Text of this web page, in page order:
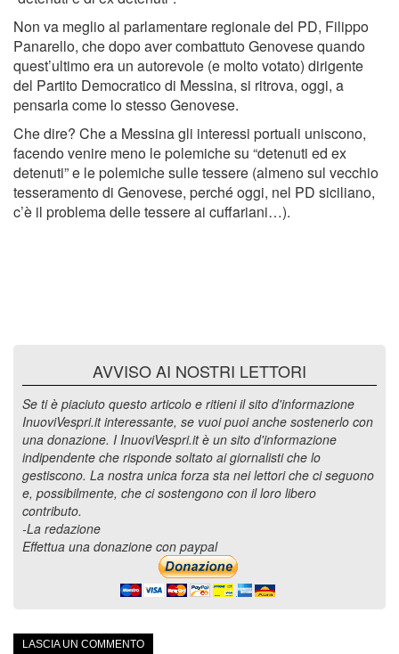
Non va meglio al parlamentare regionale del PD, Filippo
Panarello, che dopo aver combattuto Genovese quando
quest’ultimo era un autorevole (e molto votato) dirigente
del Partito Democratico di Messina, si ritrova, oggi, a
pensarla come lo stesso Genovese.
Che dire? Che a Messina gli interessi portuali uniscono,
facendo venire meno le polemiche su “detenuti ed ex
detenuti” e le polemiche sulle tessere (almeno sul vecchio
tesseramento di Genovese, perché oggi, nel PD siciliano,
c’è il problema delle tessere ai cuffariani…).
AVVISO AI NOSTRI LETTORI
Se ti è piaciuto questo articolo e ritieni il sito d'informazione
InuoviVespri.it interessante, se vuoi puoi anche sostenerlo con
una donazione. I InuoviVespri.it è un sito d'informazione
indipendente che risponde soltato ai giornalisti che lo
gestiscono. La nostra unica forza sta nei lettori che ci seguono
e, possibilmente, che ci sostengono con il loro libero
contributo.
-La redazione
Effettua una donazione con paypal
LASCIA UN COMMENTO